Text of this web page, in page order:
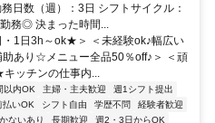
日数（週）：3日 シフトサイクル：
務◎ 決まった時間...
1日3h～ok★＞ ＜未経験ok♪幅広い
あり☆メニュー全品50％off♪＞ ＜頑
ッチンの仕事内...
以内OK 主婦・主夫歓迎
週1シフト提出
払いOK シフト自由 学歴不問
経験者歓迎
ないあり 長期歓迎
週2・3日からOK